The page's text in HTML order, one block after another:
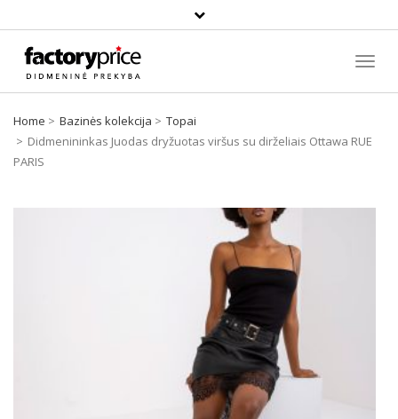
Paieška
Home Bazinės kolekcija
Topai
Didmenininkas Juodas dryžuotas viršus su dirželiais Ottawa RUE
PARIS